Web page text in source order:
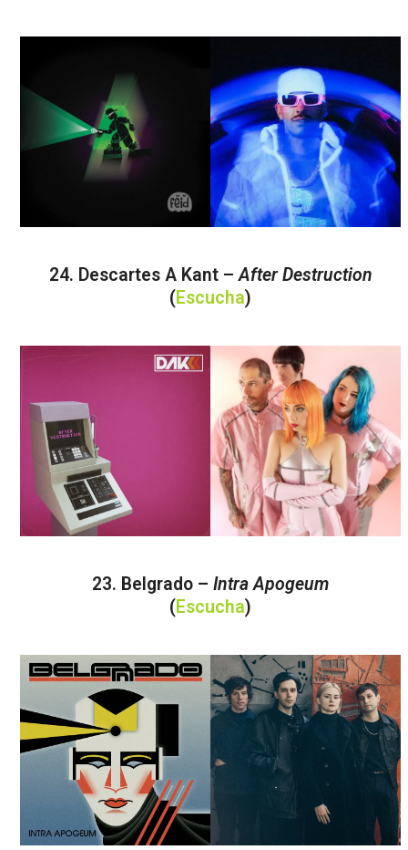
24. Descartes A Kant –After Destruction
(Escucha)
23. Belgrado –Intra Apogeum
(Escucha)